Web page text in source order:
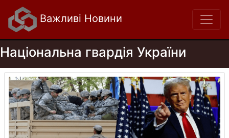
Важливі Новини
Національна гвардія України